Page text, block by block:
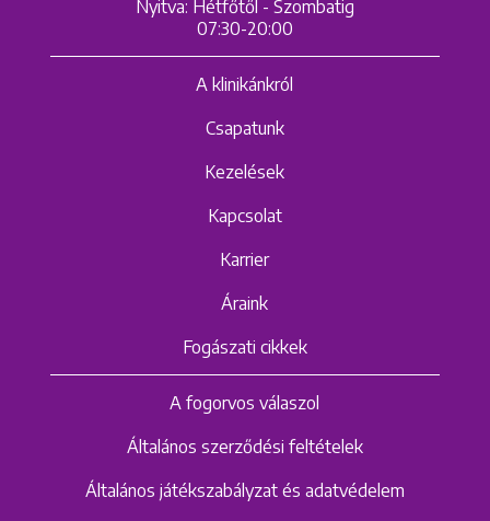
Nyitva: Hétfőtől - Szombatig
07:30-20:00
A klinikánkról
Csapatunk
Kezelések
Kapcsolat
Karrier
Áraink
Fogászati cikkek
A fogorvos válaszol
Általános szerződési feltételek
Általános játékszabályzat és adatvédelem